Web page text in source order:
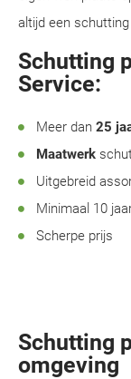
altijd een
Schutting
Service:
Meer dan 25
Maatwerk
Uitgebreid
Minimaal 10
Scherpe prijs
Schutting
omgeving